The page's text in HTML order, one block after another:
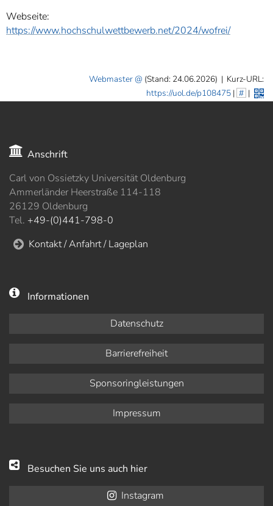
Webseite:
https://www.hochschulwettbewerb.net/2024/wofrei/
Webmaster (Stand: 24.06.2026) | Kurz-URL:
https://uol.de/p108475| # |
Anschrift
Carl von Ossietzky Universität Oldenburg
Ammerländer Heerstraße 114-118
26129 Oldenburg
Tel. +49-(0)441-798-0
Kontakt / Anfahrt / Lageplan
Informationen
Datenschutz
Barrierefreiheit
Sponsoringleistungen
Impressum
Besuchen Sie uns auch hier
Instagram